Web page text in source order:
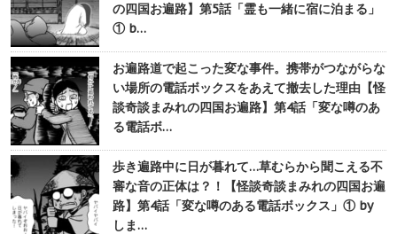
の四国お遍路】第5話「霊も一緒に宿に泊まる」
① b…
お遍路道で起こった変な事件。携帯がつながらな
い場所の電話ボックスをあえて撤去した理由【怪
談奇談まみれの四国お遍路】第4話「変な噂のあ
る電話ボ…
歩き遍路中に日が暮れて…草むらから聞こえる不
審な音の正体は？！【怪談奇談まみれの四国お遍
路】第4話「変な噂のある電話ボックス」① by
しま…